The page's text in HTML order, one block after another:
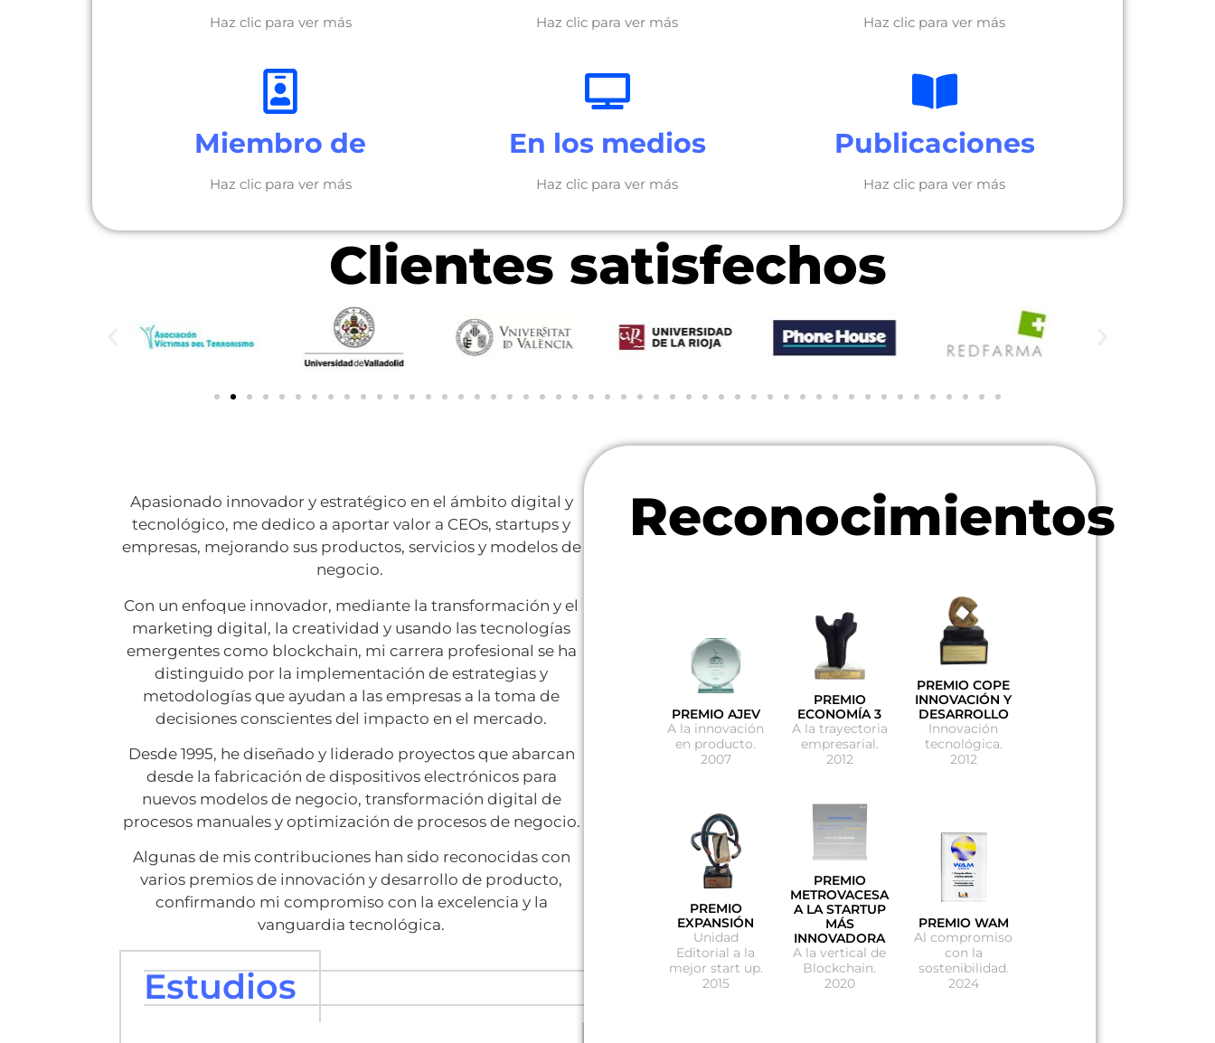
Haz clic para ver más Haz clic para ver más Haz clic para ver más
Miembro de
Haz clic para ver más
En los medios
Haz clic para ver más
Publicaciones
Haz clic para ver más
Clientes satisfechos
Apasionado innovador y estratégico en el ámbito digital y
tecnológico, me dedico a aportar valor a CEOs, startups y
empresas, mejorando sus productos, servicios y modelos de
negocio.
Con un enfoque innovador, mediante la transformación y el
marketing digital, la creatividad y usando las tecnologías
emergentes como blockchain, mi carrera profesional se ha
distinguido por la implementación de estrategias y
metodologías que ayudan a las empresas a la toma de
decisiones conscientes del impacto en el mercado.
Desde 1995, he diseñado y liderado proyectos que abarcan
desde la fabricación de dispositivos electrónicos para
nuevos modelos de negocio, transformación digital de
procesos manuales y optimización de procesos de negocio.
Algunas de mis contribuciones han sido reconocidas con
varios premios de innovación y desarrollo de producto,
confirmando mi compromiso con la excelencia y la
vanguardia tecnológica.
Estudios
Reconocimientos
PREMIO AJEV
A la innovación
en producto.
2007
PREMIO
ECONOMÍA 3
A la trayectoria
empresarial.
2012
PREMIO COPE
INNOVACIÓN Y
DESARROLLO
Innovación
tecnológica.
2012
PREMIO
EXPANSIÓN
Unidad
Editorial a la
mejor start up.
2015
PREMIO
METROVACESA
A LA STARTUP
MÁS
INNOVADORA
A la vertical de
Blockchain.
2020
PREMIO WAM
Al compromiso
con la
sostenibilidad.
2024